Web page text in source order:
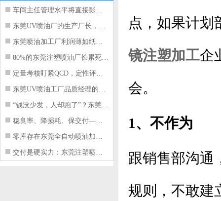
车间主任管理水平将直接影响东莞注塑件
东莞UV喷油厂的生产厂长，到底在给工
东莞喷油加工厂利润薄如纸？这四项基本
80%的东莞注塑喷油厂长累死累活，利
定量考核盯紧QCD，定性评价看好配合
东莞UV喷油工厂品质经理的四项核心管
“钱没少发，人却跑了”？东莞注塑喷油
稳良率、降损耗、保交付——东莞这家U
零库存在东莞全自动喷油加工厂不可行的
交付是硬实力：东莞注塑喷油厂如何用齐
点，如果计划
镜注塑加工企
会。
1、不作为
跟销售部沟通
规则，不敢建